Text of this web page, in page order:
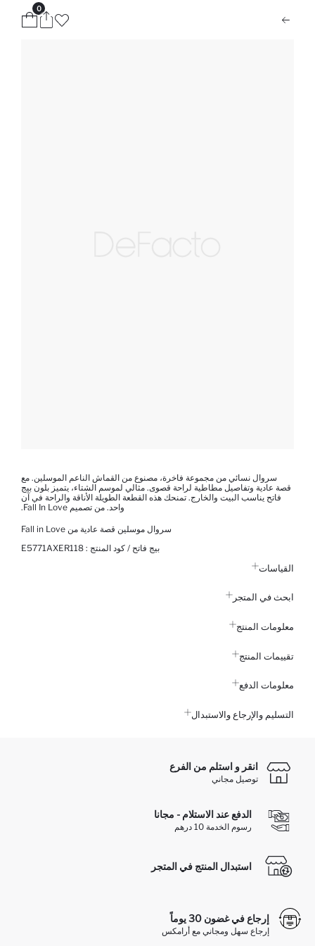
0
سروال نسائي من مجموعة فاخرة، مصنوع من القماش الناعم الموسلين. مع
قصة عادية وتفاصيل مطاطية لراحة قصوى. مثالي لموسم الشتاء، يتميز بلون بيج
فاتح يناسب البيت والخارج. تمنحك هذه القطعة الطويلة الأناقة والراحة في آن
واحد. من تصميم Fall In Love.
سروال موسلين قصة عادية من Fall in Love
بيج فاتح / كود المنتج : E5771AXER118
القياسات
ابحث في المتجر
معلومات المنتج
تقييمات المنتج
معلومات الدفع
التسليم والإرجاع والاستبدال
انقر و استلم من الفرع
توصيل مجاني
الدفع عند الاستلام - مجانا
رسوم الخدمة 10 درهم
استبدال المنتج في المتجر
إرجاع في غضون 30 يوماً
إرجاع سهل ومجاني مع أرامكس